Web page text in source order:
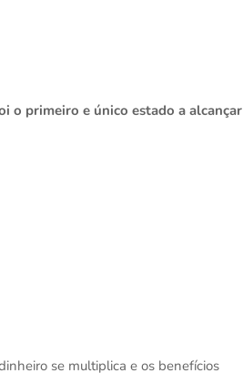
o primeiro e único estado a alcançar
se multiplica e os benefícios